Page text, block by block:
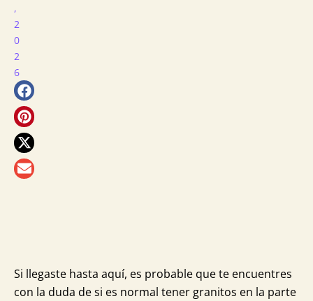
,
2
0
2
6
Si llegaste hasta aquí, es probable que te encuentres
con la duda de si es normal tener granitos en la parte